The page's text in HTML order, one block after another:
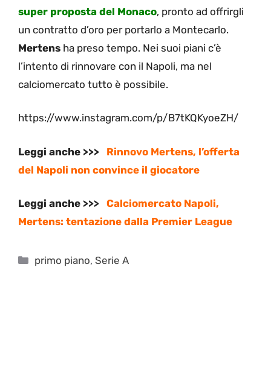
super proposta del Monaco, pronto ad offrirgli
un contratto d’oro per portarlo a Montecarlo.
Mertens ha preso tempo. Nei suoi piani c’è
l’intento di rinnovare con il Napoli, ma nel
calciomercato tutto è possibile.
https://www.instagram.com/p/B7tKQKyoeZH/
Leggi anche >>>
Rinnovo Mertens, l’offerta
del Napoli non convince il giocatore
Leggi anche >>> Calciomercato Napoli,
Mertens: tentazione dalla Premier League
Categorie
primo piano,Serie A